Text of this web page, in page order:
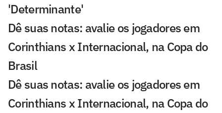
'Determinante'
Dê suas notas: avalie os jogadores em
Corinthians x Internacional, na Copa do
Brasil
Dê suas notas: avalie os jogadores em
Corinthians x Internacional, na Copa do